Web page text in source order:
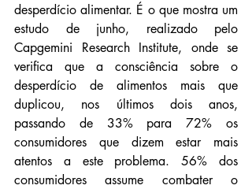
desperdício alimentar. É o que mostra um
estudo de junho, realizado pelo
Capgemini Research Institute, onde se
verifica que a consciência sobre o
desperdício de alimentos mais que
duplicou, nos últimos dois anos,
passando de 33% para 72% os
consumidores que dizem estar mais
atentos a este problema. 56% dos
consumidores assume combater o